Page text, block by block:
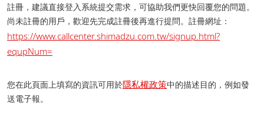
註冊，建議直接登入系統提交需求，可協助我們更快回覆您的問題。
尚未註冊的用戶，歡迎先完成註冊後再進行提問。 註冊網址：
https://www.callcenter.shimadzu.com.tw/signup.html?
equpNum=
您在此頁面上填寫的資訊可用於隱私權政策中的描述目的，例如發
送電子報。